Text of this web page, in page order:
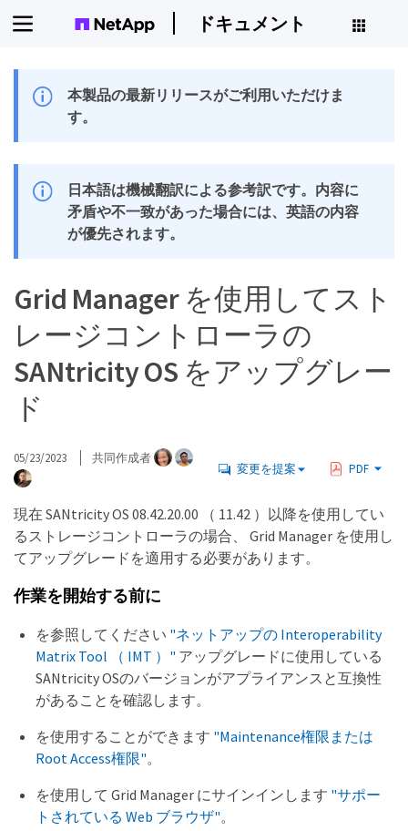
ドキュメント
本製品の最新リリースがご利用いただけま
す。
日本語は機械翻訳による参考訳です。内容に
矛盾や不一致があった場合には、英語の内容
が優先されます。
Grid Manager を使用してスト
レージコントローラの
SANtricity OS をアップグレー
ド
05/23/2023 共同作成者
変更を提案 PDF
現在 SANtricity OS 08.42.20.00 （ 11.42 ）以降を使用してい
るストレージコントローラの場合、 Grid Manager を使用し
てアップグレードを適用する必要があります。
作業を開始する前に
を参照してください "ネットアップの Interoperability
Matrix Tool （ IMT ）" アップグレードに使用している
SANtricity OSのバージョンがアプライアンスと互換性
があることを確認します。
を使用することができます "Maintenance権限または
Root Access権限"。
を使用して Grid Manager にサインインします "サポー
トされている Web ブラウザ"。